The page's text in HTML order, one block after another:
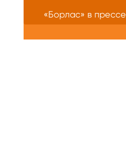
«Борлас» в прессе